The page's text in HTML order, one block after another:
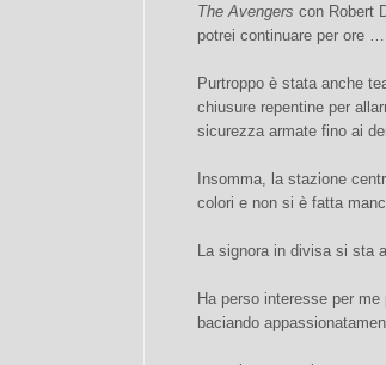
The Avengers con Robert
potrei continuare per ore …
Purtroppo è stata anche
chiusure repentine per
sicurezza armate fino ai
Insomma, la stazione
colori e non si è fatta
La signora in divisa si sta
Ha perso interesse per
baciando